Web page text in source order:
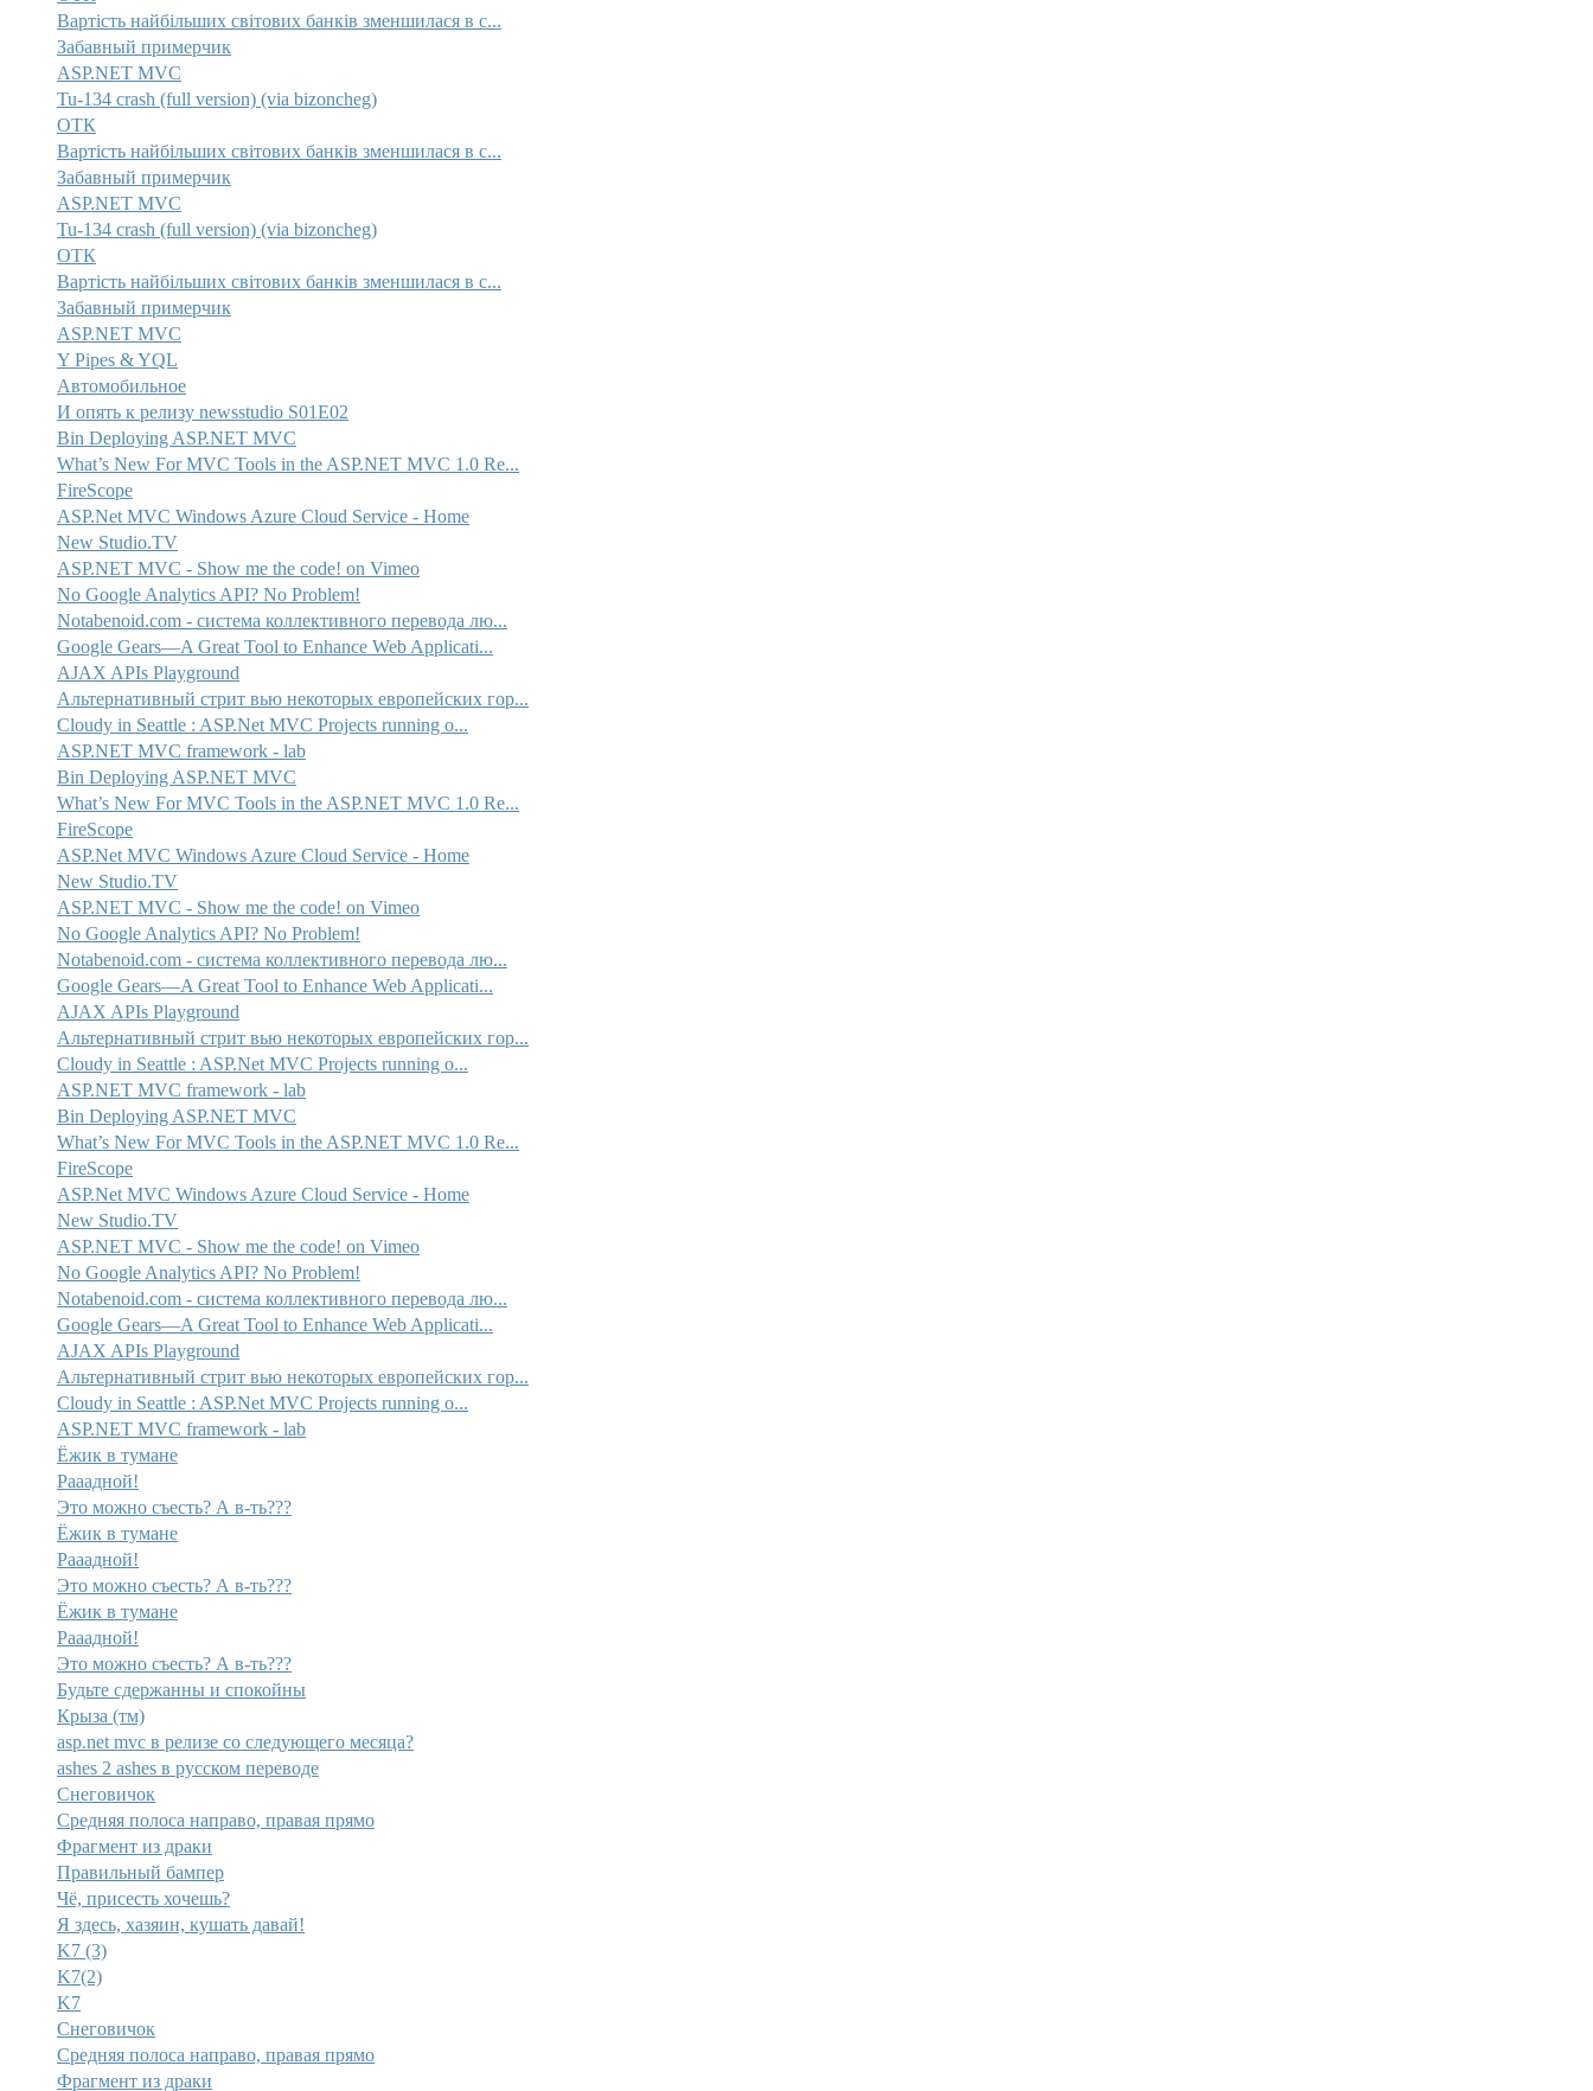
Вартість найбільших світових банків зменшилася в с...
Забавный примерчик
ASP.NET MVC
Tu-134 crash (full version) (via bizoncheg)
ОТК
Вартість найбільших світових банків зменшилася в с...
Забавный примерчик
ASP.NET MVC
Tu-134 crash (full version) (via bizoncheg)
ОТК
Вартість найбільших світових банків зменшилася в с...
Забавный примерчик
ASP.NET MVC
Y Pipes & YQL
Автомобильное
И опять к релизу newsstudio S01E02
Bin Deploying ASP.NET MVC
What’s New For MVC Tools in the ASP.NET MVC 1.0 Re...
FireScope
ASP.Net MVC Windows Azure Cloud Service - Home
New Studio.TV
ASP.NET MVC - Show me the code! on Vimeo
No Google Analytics API? No Problem!
Notabenoid.com - система коллективного перевода лю...
Google Gears—A Great Tool to Enhance Web Applicati...
AJAX APIs Playground
Альтернативный стрит вью некоторых европейских гор...
Cloudy in Seattle : ASP.Net MVC Projects running o...
ASP.NET MVC framework - lab
Bin Deploying ASP.NET MVC
What’s New For MVC Tools in the ASP.NET MVC 1.0 Re...
FireScope
ASP.Net MVC Windows Azure Cloud Service - Home
New Studio.TV
ASP.NET MVC - Show me the code! on Vimeo
No Google Analytics API? No Problem!
Notabenoid.com - система коллективного перевода лю...
Google Gears—A Great Tool to Enhance Web Applicati...
AJAX APIs Playground
Альтернативный стрит вью некоторых европейских гор...
Cloudy in Seattle : ASP.Net MVC Projects running o...
ASP.NET MVC framework - lab
Bin Deploying ASP.NET MVC
What’s New For MVC Tools in the ASP.NET MVC 1.0 Re...
FireScope
ASP.Net MVC Windows Azure Cloud Service - Home
New Studio.TV
ASP.NET MVC - Show me the code! on Vimeo
No Google Analytics API? No Problem!
Notabenoid.com - система коллективного перевода лю...
Google Gears—A Great Tool to Enhance Web Applicati...
AJAX APIs Playground
Альтернативный стрит вью некоторых европейских гор...
Cloudy in Seattle : ASP.Net MVC Projects running o...
ASP.NET MVC framework - lab
Ёжик в тумане
Рааадной!
Это можно съесть? А в-ть???
Ёжик в тумане
Рааадной!
Это можно съесть? А в-ть???
Ёжик в тумане
Рааадной!
Это можно съесть? А в-ть???
Будьте сдержанны и спокойны
Крыза (тм)
asp.net mvc в релизе со следующего месяца?
ashes 2 ashes в русском переводе
Снеговичок
Средняя полоса направо, правая прямо
Фрагмент из драки
Правильный бампер
Чё, присесть хочешь?
Я здесь, хазяин, кушать давай!
K7 (3)
K7(2)
K7
Снеговичок
Средняя полоса направо, правая прямо
Фрагмент из драки